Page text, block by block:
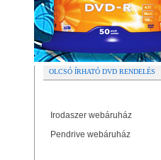
OLCSÓ ÍRHATÓ DVD RENDELÉS
Irodaszer webáruház
Pendrive webáruház